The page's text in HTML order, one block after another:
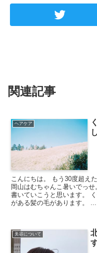
関連記事
ヘアケア
こんにちは。 もう30度超え
岡山はむちゃんこ暑いでっ
書いていこうと思います。
がある髪の毛があります。 ...
美容について